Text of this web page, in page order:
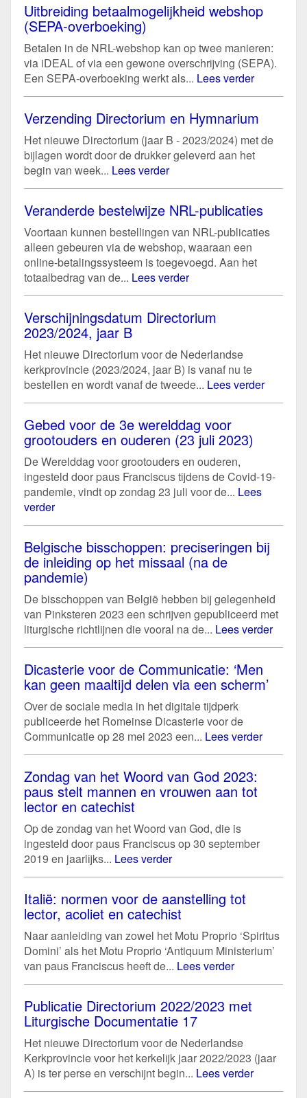
Uitbreiding betaalmogelijkheid webshop
(SEPA-overboeking)
Betalen in de NRL-webshop kan op twee manieren:
via iDEAL of via een gewone overschrijving (SEPA).
Een SEPA-overboeking werkt als... Lees verder
Verzending Directorium en Hymnarium
Het nieuwe Directorium (jaar B - 2023/2024) met de
bijlagen wordt door de drukker geleverd aan het
begin van week... Lees verder
Veranderde bestelwijze NRL-publicaties
Voortaan kunnen bestellingen van NRL-publicaties
alleen gebeuren via de webshop, waaraan een
online-betalingssysteem is toegevoegd. Aan het
totaalbedrag van de... Lees verder
Verschijningsdatum Directorium
2023/2024, jaar B
Het nieuwe Directorium voor de Nederlandse
kerkprovincie (2023/2024, jaar B) is vanaf nu te
bestellen en wordt vanaf de tweede... Lees verder
Gebed voor de 3e werelddag voor
grootouders en ouderen (23 juli 2023)
De Werelddag voor grootouders en ouderen,
ingesteld door paus Franciscus tijdens de Covid-19-
pandemie, vindt op zondag 23 juli voor de... Lees
verder
Belgische bisschoppen: preciseringen bij
de inleiding op het missaal (na de
pandemie)
De bisschoppen van België hebben bij gelegenheid
van Pinksteren 2023 een schrijven gepubliceerd met
liturgische richtlijnen die vooral na de... Lees verder
Dicasterie voor de Communicatie: ‘Men
kan geen maaltijd delen via een scherm’
Over de sociale media in het digitale tijdperk
publiceerde het Romeinse Dicasterie voor de
Communicatie op 28 mei 2023 een... Lees verder
Zondag van het Woord van God 2023:
paus stelt mannen en vrouwen aan tot
lector en catechist
Op de zondag van het Woord van God, die is
ingesteld door paus Franciscus op 30 september
2019 en jaarlijks... Lees verder
Italië: normen voor de aanstelling tot
lector, acoliet en catechist
Naar aanleiding van zowel het Motu Proprio ‘Spiritus
Domini’ als het Motu Proprio ‘Antiquum Ministerium’
van paus Franciscus heeft de... Lees verder
Publicatie Directorium 2022/2023 met
Liturgische Documentatie 17
Het nieuwe Directorium voor de Nederlandse
Kerkprovincie voor het kerkelijk jaar 2022/2023 (jaar
A) is ter perse en verschijnt begin... Lees verder